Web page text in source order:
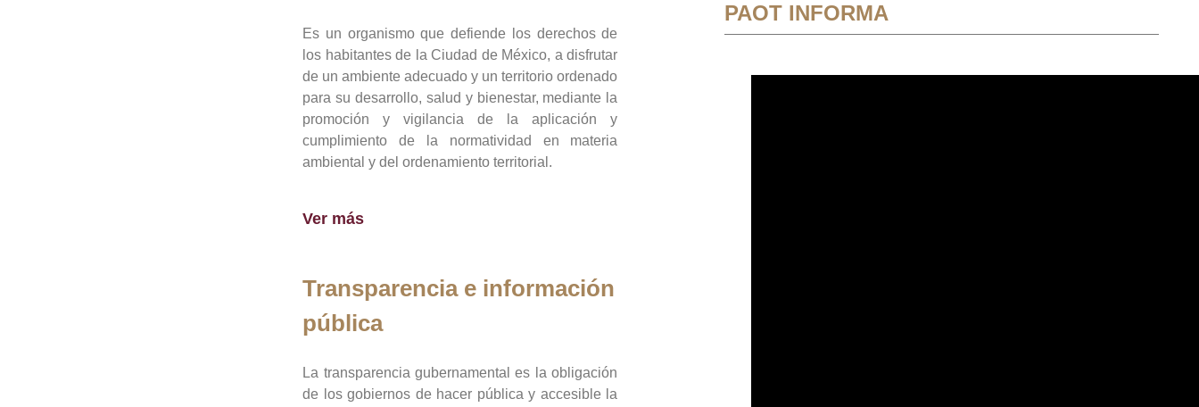
Es un organismo que defiende los derechos de
los habitantes de la Ciudad de México, a disfrutar
de un ambiente adecuado y un territorio ordenado
para su desarrollo, salud y bienestar, mediante la
promoción y vigilancia de la aplicación y
cumplimiento de la normatividad en materia
ambiental y del ordenamiento territorial.
Ver más
Transparencia e información
pública
La transparencia gubernamental es la obligación
de los gobiernos de hacer pública y accesible la
PAOT INFORMA